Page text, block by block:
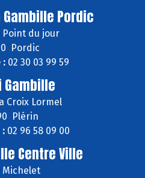
Gambille Pordic
Point du jour
Pordic
:02 30 03 99 59
Gambille
Croix Lormel
Plérin
02 96 58 09 00
Centre Ville
Michelet